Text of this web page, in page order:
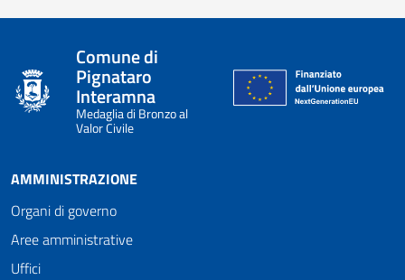
Comune di
Pignataro
Interamna
Medaglia di Bronzo al
Valor Civile
AMMINISTRAZIONE
Organi di governo
Aree amministrative
Uffici